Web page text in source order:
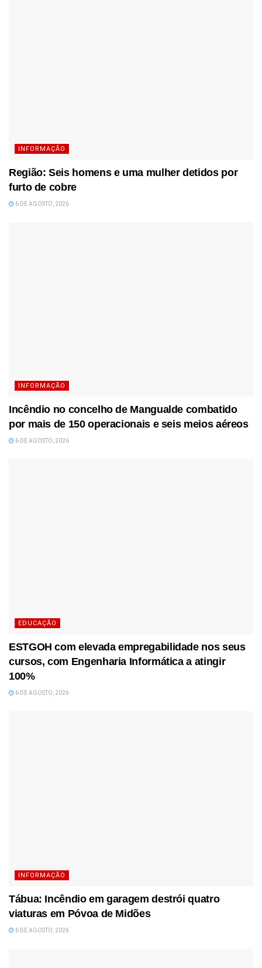
INFORMAÇÃO
Região: Seis homens e uma mulher detidos por
furto de cobre
6 DE AGOSTO, 2026
INFORMAÇÃO
Incêndio no concelho de Mangualde combatido
por mais de 150 operacionais e seis meios aéreos
6 DE AGOSTO, 2026
EDUCAÇÃO
ESTGOH com elevada empregabilidade nos seus
cursos, com Engenharia Informática a atingir
100%
6 DE AGOSTO, 2026
INFORMAÇÃO
Tábua: Incêndio em garagem destrói quatro
viaturas em Póvoa de Midões
6 DE AGOSTO, 2026